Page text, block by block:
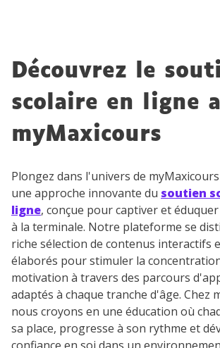
Découvrez le
scolaire en ligne
myMaxicours
Plongez dans l'univers de
une approche innovante du soutien
ligne, conçue pour captiver et éduquer
à la terminale. Notre plateforme se
riche sélection de contenus interactifs
élaborés pour stimuler la
motivation à travers des parcours
adaptés à chaque tranche d'âge. Chez
nous croyons en une éducation où
sa place, progresse à son rythme et